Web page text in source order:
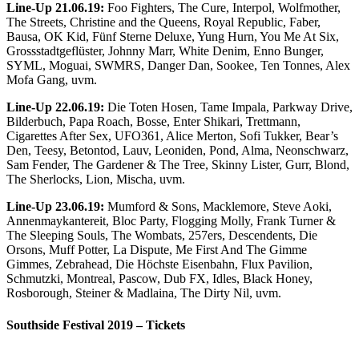
Line-Up 21.06.19: Foo Fighters, The Cure, Interpol, Wolfmother,
The Streets, Christine and the Queens, Royal Republic, Faber,
Bausa, OK Kid, Fünf Sterne Deluxe, Yung Hurn, You Me At Six,
Grossstadtgeflüster, Johnny Marr, White Denim, Enno Bunger,
SYML, Moguai, SWMRS, Danger Dan, Sookee, Ten Tonnes, Alex
Mofa Gang, uvm.
Line-Up 22.06.19: Die Toten Hosen, Tame Impala, Parkway Drive,
Bilderbuch, Papa Roach, Bosse, Enter Shikari, Trettmann,
Cigarettes After Sex, UFO361, Alice Merton, Sofi Tukker, Bear’s
Den, Teesy, Betontod, Lauv, Leoniden, Pond, Alma, Neonschwarz,
Sam Fender, The Gardener & The Tree, Skinny Lister, Gurr, Blond,
The Sherlocks, Lion, Mischa, uvm.
Line-Up 23.06.19: Mumford & Sons, Macklemore, Steve Aoki,
Annenmaykantereit, Bloc Party, Flogging Molly, Frank Turner &
The Sleeping Souls, The Wombats, 257ers, Descendents, Die
Orsons, Muff Potter, La Dispute, Me First And The Gimme
Gimmes, Zebrahead, Die Höchste Eisenbahn, Flux Pavilion,
Schmutzki, Montreal, Pascow, Dub FX, Idles, Black Honey,
Rosborough, Steiner & Madlaina, The Dirty Nil, uvm.
Southside Festival 2019 – Tickets